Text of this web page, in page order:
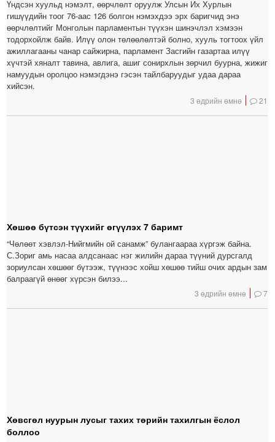
Үндсэн хуульд нэмэлт, өөрчлөлт оруулж Улсын Их Хурлын
гишүүдийн тоог 76-аас 126 болгон нэмэхдээ эрх баригчид энэ
өөрчлөлтийг Монголын парламентын түүхэн шинэчлэл хэмээн
тодорхойлж байв. Илүү олон төлөөлөлтэй болно, хууль тогтоох үйл
ажиллагааны чанар сайжирна, парламент Засгийн газартаа илүү
хүчтэй хяналт тавина, авлига, ашиг сонирхлын зөрчил буурна, жижиг
намуудын оролцоо нэмэгдэнэ гэсэн тайлбаруудыг удаа дараа
хийсэн.
3 өдрийн өмнө 21
Хөшөө бүтсэн түүхийг өгүүлэх 7 баримт
“Чөлөөт хэвлэл-Нийгмийн ой санамж” булангаараа хүргэж байна.
С.Зориг амь насаа алдсанаас нэг жилийн дараа түүний дурсгалд
зориулсан хөшөөг бүтээж, түүнээс хойш хөшөө тийш очих ардын зам
балраагүй өнөөг хүрсэн билээ...
3 өдрийн өмнө 7
Хөвсгөл нуурын лусыг тахих төрийн тахилгын ёслол
боллоо